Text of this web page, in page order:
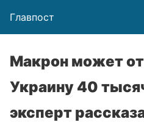
Главпост
Макрон может
Украину 40
эксперт